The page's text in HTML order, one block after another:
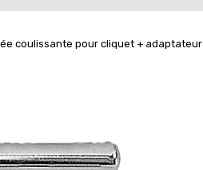
coulissante pour cliquet + adaptateur